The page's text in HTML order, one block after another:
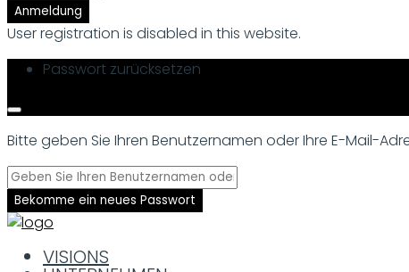
Anmeldung
User registration is disabled in this website.
Passwort zurücksetzen
Bitte geben Sie Ihren Benutzernamen oder Ihre E-Mail-
Bekomme ein neues Passwort
VISIONS